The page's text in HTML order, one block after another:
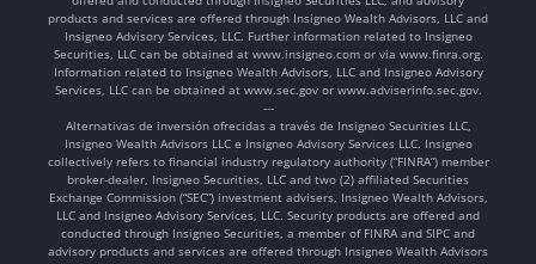
products and services are offered through Insigneo Wealth Advisors, LLC and
Insigneo Advisory Services, LLC. Further information related to Insigneo
Securities, LLC can be obtained at www.insigneo.com or via www.finra.org.
Information related to Insigneo Wealth Advisors, LLC and Insigneo Advisory
Services, LLC can be obtained at www.sec.gov or www.adviserinfo.sec.gov.
---
Alternativas de inversión ofrecidas a través de Insigneo Securities LLC,
Insigneo Wealth Advisors LLC e Insigneo Advisory Services LLC. Insigneo
collectively refers to financial industry regulatory authority (“FINRA”) member
broker-dealer, Insigneo Securities, LLC and two (2) affiliated Securities
Exchange Commission (“SEC”) investment advisers, Insigneo Wealth Advisors,
LLC and Insigneo Advisory Services, LLC. Security products are offered and
conducted through Insigneo Securities, a member of FINRA and SIPC and
advisory products and services are offered through Insigneo Wealth Advisors